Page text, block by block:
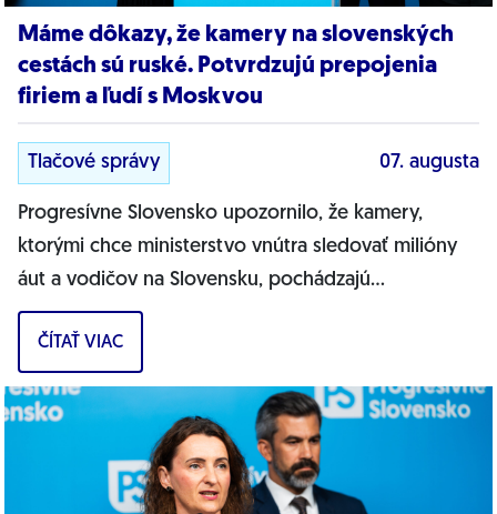
Máme dôkazy, že kamery na slovenských
cestách sú ruské. Potvrdzujú prepojenia
firiem a ľudí s Moskvou
Tlačové správy 07. augusta
Progresívne Slovensko upozornilo, že kamery,
ktorými chce ministerstvo vnútra sledovať milióny
áut a vodičov na Slovensku, pochádzajú
pravdepodobne z Ruska. Dnes hnutie prinieslo
dôkazy,...
ČÍTAŤ VIAC